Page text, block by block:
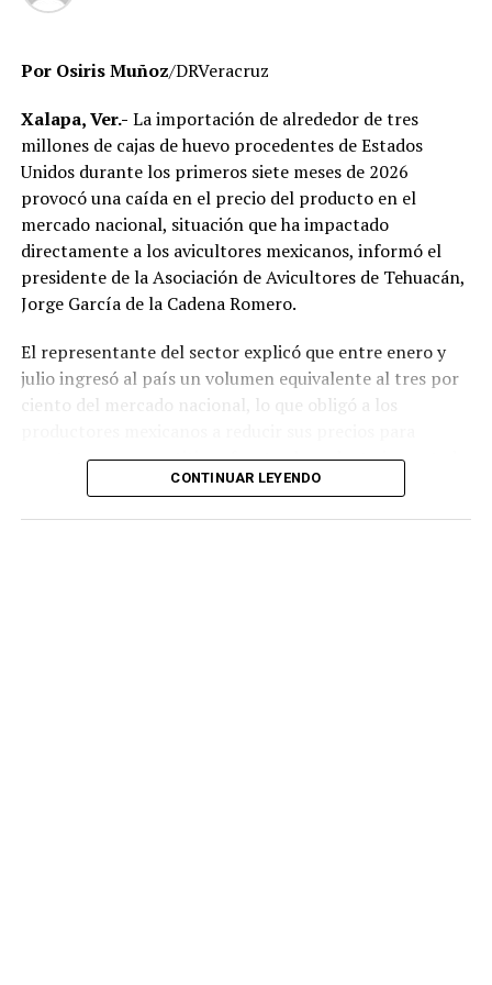
Autoridades educativas señalaron que estas acciones
institucional cuyo objetivo es garantizar que la
universidad opere bajo criterios de legalidad, eficiencia y
transparencia, privilegiando el servicio que se brinda a
miles de estudiantes en la entidad.
El Gobierno del Estado ha reiterado que las
investigaciones se desarrollan con apego a la ley y
respetando el debido proceso, por lo que hasta el
responsabilidades individuales.
No obstante, docentes que solicitaron el anonimato
su inconformidad con el proceso de revisión, al
considerar que las investigaciones podrían afectar
intereses al interior de la institución.
Por Osiris Muñoz/DRVeracruz
Xalapa, Ver.- La importación de alrededor de tres
millones de cajas de huevo procedentes de Estados
Unidos durante los primeros siete meses de 2026
provocó una caída en el precio del producto en el
mercado nacional, situación que ha impactado
directamente a los avicultores mexicanos, informó el
presidente de la Asociación de Avicultores de Tehuacán,
Jorge García de la Cadena Romero.
El representante del sector explicó que entre enero y
julio ingresó al país un volumen equivalente al tres por
ciento del mercado nacional, lo que obligó a los
mantenerse competitivos frente al producto importado.
“Entre enero y julio debieron haber entrado alrededor
CONTINUAR LEYENDO